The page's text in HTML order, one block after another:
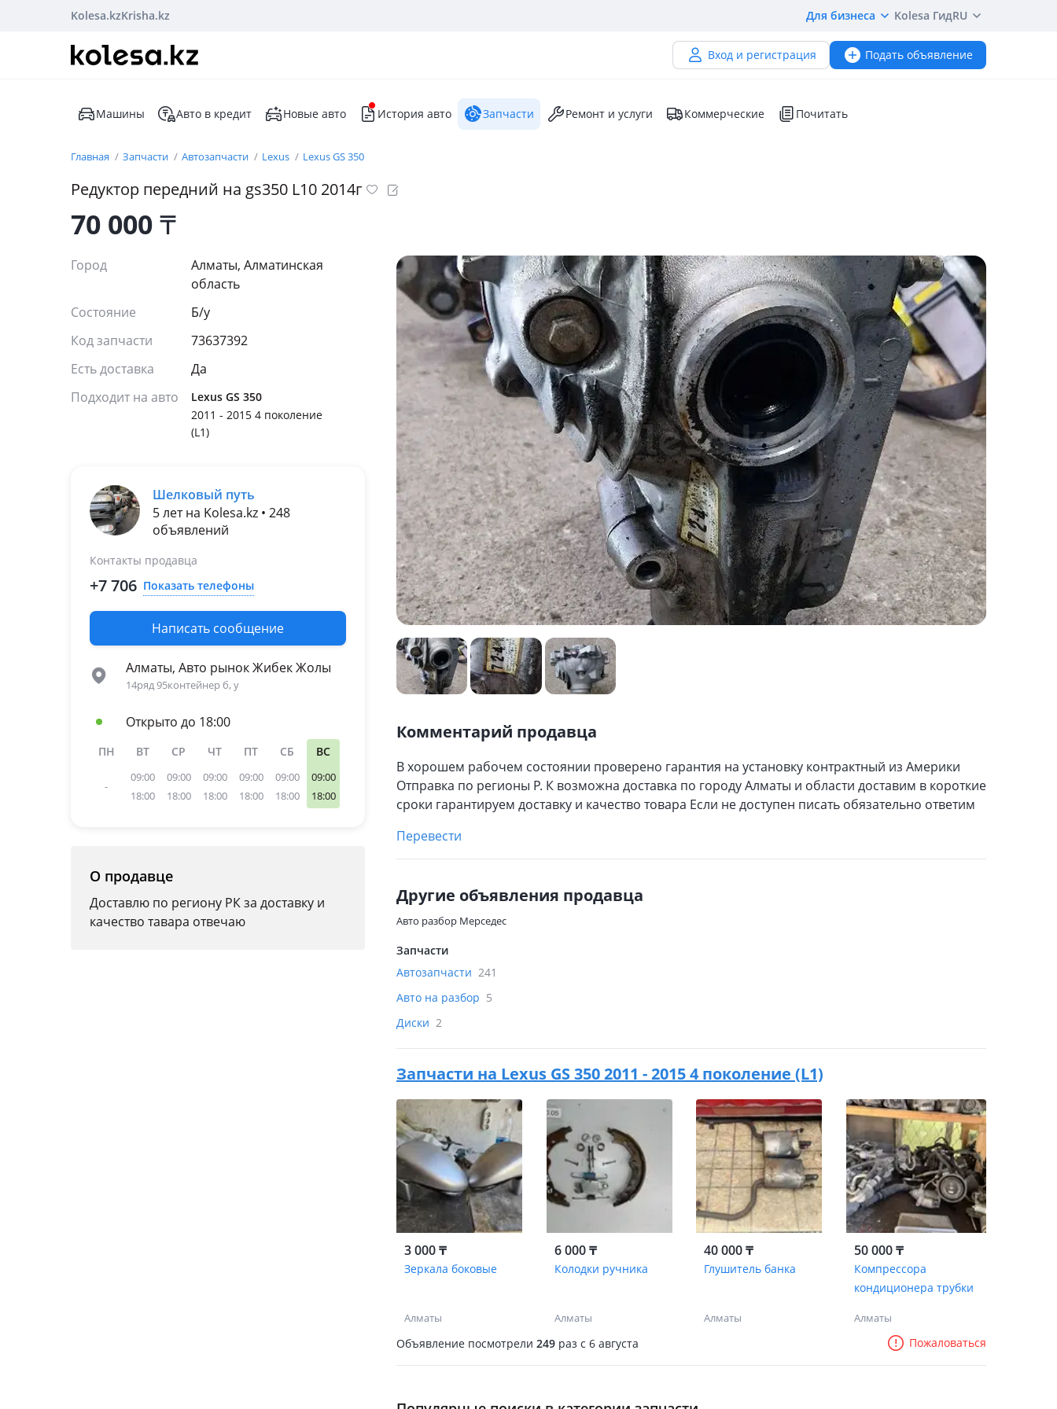
Kolesa.kzKrisha.kz Для бизнеса Kolesa ГидRU
Вход и регистрация Подать объявление
Машины Авто в кредит Новые авто История авто Запчасти Ремонт и услуги Коммерческие Почитать
Главная Запчасти Автозапчасти Lexus Lexus GS 350
Редуктор передний на gs350 L10 2014г
70 000₸
Город
Алматы, Алматинская
область
Состояние
Б/y
Код запчасти
73637392
Есть доставка
Да
Подходит на авто
Lexus GS 350
2011 - 2015 4 поколение
(L1)
Шелковый путь
5 лет на Kolesa.kz • 248
объявлений
Контакты продавца
+7 706 Показать телефоны
Написать сообщение
Алматы, Авто рынок Жибек Жолы
14ряд 95контейнер б, у
Открыто до 18:00
ПН
-
ВТ
09:00
18:00
СР
09:00
18:00
ЧТ
09:00
18:00
ПТ
09:00
18:00
СБ
09:00
18:00
ВС
09:00
18:00
О продавце
Доставлю по региону РК за доставку и
качество тавара отвечаю
Комментарий продавца
В хорошем рабочем состоянии проверено гарантия на установку контрактный из Америки
Отправка по регионы Р. К возможна доставка по городу Алматы и области доставим в короткие
сроки гарантируем доставку и качество товара Если не доступен писать обязательно ответим
Перевести
Другие объявления продавца
Авто разбор Мерседес
Запчасти
Автозапчасти 241
Авто на разбор 5
Диски 2
Запчасти на Lexus GS 350 2011 - 2015 4 поколение (L1)
3 000 ₸
Зеркала боковые
Алматы
6 000 ₸
Колодки ручника
Алматы
40 000 ₸
Глушитель банка
Алматы
50 000 ₸
Компрессора
кондиционера трубки
Алматы
Объявление посмотрели 249 раз c 6 августа Пожаловаться